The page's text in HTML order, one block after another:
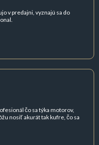
v predajni, vyznajú sa do
čo sa týka motorov,
nosiť akurát tak kufre, čo sa